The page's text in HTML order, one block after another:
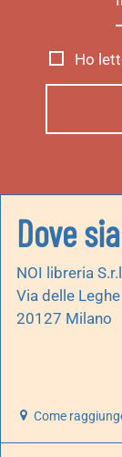
Ho
Dove
NOI libreria
Via delle
20127 Milano
Come